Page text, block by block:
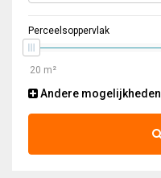
Perceelsoppervlak
Andere mogelijkheden